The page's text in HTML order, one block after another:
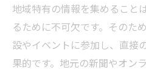
地域特有の情報を集めること
るために不可欠です。そのた
設やイベントに参加し、直接
果的です。地元の新聞やオン